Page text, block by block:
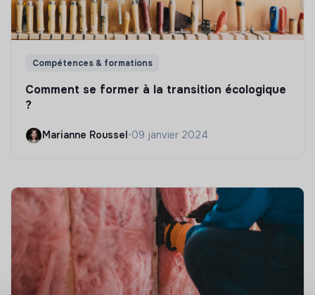
Compétences & formations
Comment se former à la transition écologique
?
Marianne Roussel •09 janvier 2024